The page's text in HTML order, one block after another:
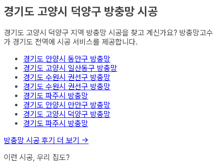
경기도 고양시 덕양구 방충망 시공
경기도 고양시 덕양구 지역 방충망 시공을 찾고 계신가요? 방충망고수
가 경기도 전역에 시공 서비스를 제공합니다.
경기도 안양시 동안구 방충망
경기도 고양시 일산동구 방충망
경기도 수원시 권선구 방충망
경기도 수원시 권선구 방충망
경기도 파주시 방충망
경기도 안양시 만안구 방충망
경기도 고양시 덕양구 방충망
경기도 파주시 방충망
방충망 시공 후기 더 보기 →
이런 시공, 우리 집도?